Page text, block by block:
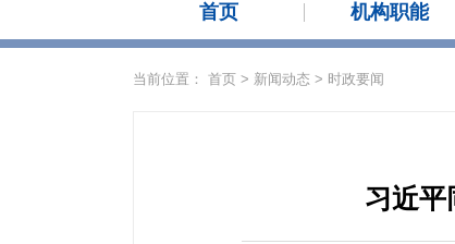
首页 机构职能
当前位置： 首页 > 新闻动态 > 时政要闻
习近平